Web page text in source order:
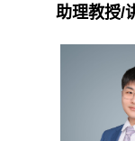
助理教授/